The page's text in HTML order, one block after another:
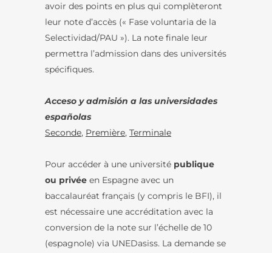
avoir des points en plus qui complèteront
leur note d’accès (« Fase voluntaria de la
Selectividad/PAU »). La note finale leur
permettra l’admission dans des universités
spécifiques.
Acceso y admisión a las universidades
españolas
Seconde, Première, Terminale
Pour accéder à une université publique
ou privée en Espagne avec un
baccalauréat français (y compris le BFI), il
est nécessaire une accréditation avec la
conversion de la note sur l’échelle de 10
(espagnole) via UNEDasiss. La demande se